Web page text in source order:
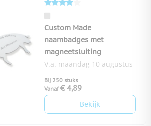
Custom Made
naambadges met
magneetsluiting
V.a. maandag 10 augustus
Bij 250 stuks
Vanaf € 4,89
Bekijk